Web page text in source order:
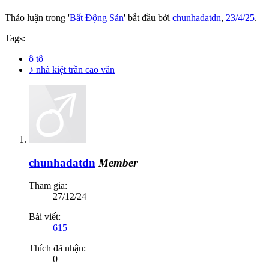
Thảo luận trong 'Bất Động Sản' bắt đầu bởi chunhadatdn, 23/4/25.
Tags:
ô tô
♪ nhà kiệt trần cao vân
chunhadatdn Member
Tham gia:
27/12/24
Bài viết:
615
Thích đã nhận:
0